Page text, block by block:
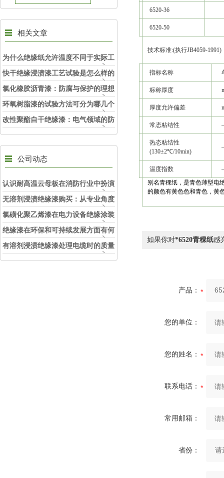
相关文章
为什么绝缘纸允许温度不同于实际工
作温度
快干绝缘浸渍漆工艺试验是怎么样的
呢
氯化橡胶沥青漆：防腐与保护的理想
选择
环氧树脂漆的试验方法可分为哪几个
步骤
改性聚酯自干绝缘漆：电气领域的防
护精灵
公司动态
认识耐高温云母板在消防行业中扮演
的角色
无溶剂浸渍绝缘漆购买：从专业角度
看如何选择
氯磺化聚乙烯漆在电力设备绝缘涂装
中的实际应用效果
绝缘漆在环保和可持续发展方面有何
考虑？
有溶剂浸渍绝缘漆处理电缆时的质量
和安全性考虑因素
6520-36
6520-50
技术标准:(执行JB4059-1991)
指标名称
标称厚度
厚度允许偏差
常态粘结性
热态粘结性
(130±2℃/10min)
温度指数
别名青稞纸，是青色薄型电
的颜色有黄色色和青色，黄
如果你对*6520青稞纸感
产品：
您的单位：
您的姓名：
联系电话：
常用邮箱：
省份：